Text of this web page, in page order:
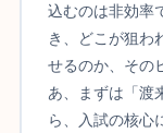
込むのは非効率
き、どこが狙わ
せるのか、その
あ、まずは「渡
ら、入試の核心